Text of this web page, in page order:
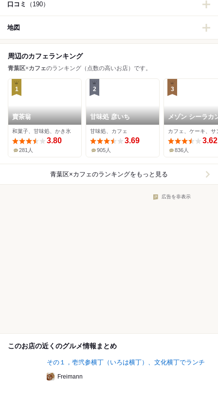
口コミ （190）
地図
周辺のカフェランキング
青葉区×カフェのランキング（点数の高いお店）です。
1
賣茶翁
和菓子、甘味処、かき氷
3.80
281人
2
甘味処 彦いち
甘味処、カフェ
3.69
905人
3
メゾン シーラカ
3.62
836人
青葉区×カフェのランキングをもっと見る
広告を非表示
このお店の近くのグルメ情報まとめ
その１，壱弐参横丁（いろは横丁）、文化横丁でランチ
Freimann